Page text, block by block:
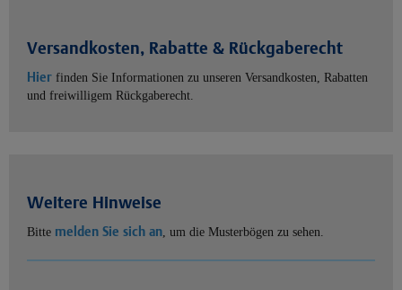
Versandkosten, Rabatte & Rückgaberecht
Hier finden Sie Informationen zu unseren Versandkosten, Rabatten
und freiwilligem Rückgaberecht.
Weitere Hinweise
Bitte melden Sie sich an, um die Musterbögen zu sehen.